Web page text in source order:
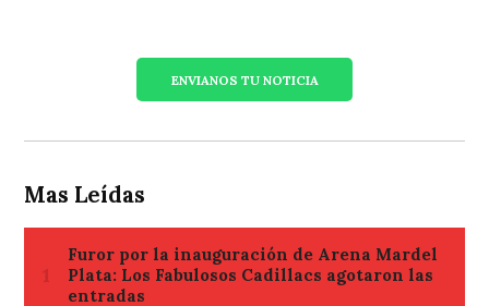
ENVIANOS TU NOTICIA
Mas Leídas